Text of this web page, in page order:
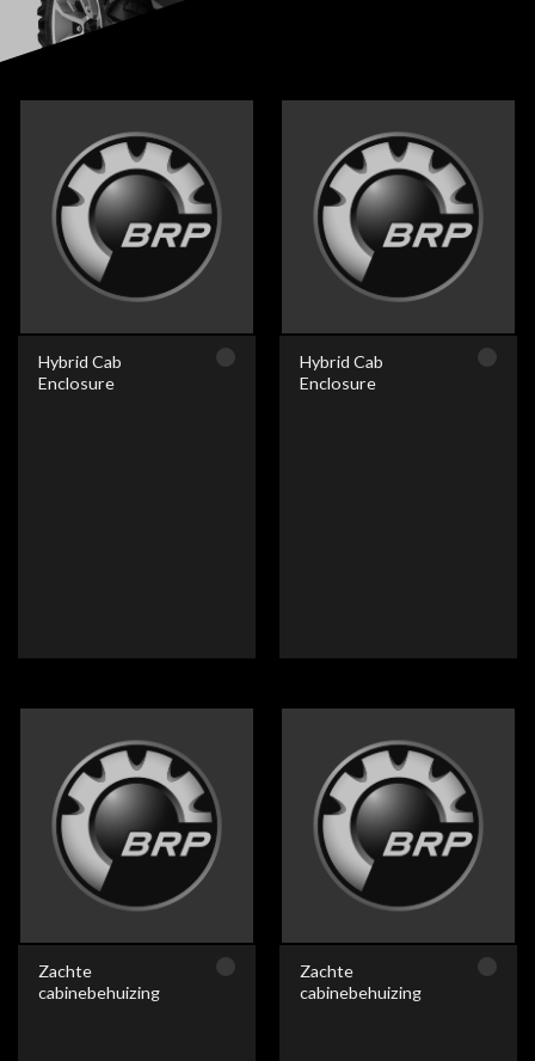
Hybrid Cab
Enclosure
Hybrid Cab
Enclosure
Zachte
cabinebehuizing
Zachte
cabinebehuizing